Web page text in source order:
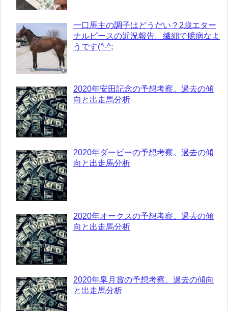
一口馬主の調子はどうだい？2歳エター
ナルピースの近況報告。繊細で臆病なよ
うです(^-^;
2020年安田記念の予想考察。過去の傾
向と出走馬分析
2020年ダービーの予想考察。過去の傾
向と出走馬分析
2020年オークスの予想考察。過去の傾
向と出走馬分析
2020年皐月賞の予想考察。過去の傾向
と出走馬分析